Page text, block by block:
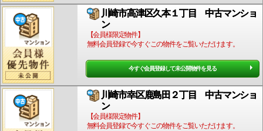
川崎市高津区久本１丁目 中古マンショ
ン
【会員様限定物件】
無料会員登録で今すぐこの物件をご覧いただけます。
今すぐ会員登録して未公開物件を見る
川崎市幸区鹿島田２丁目 中古マンショ
ン
【会員様限定物件】
無料会員登録で今すぐこの物件をご覧いただけます。